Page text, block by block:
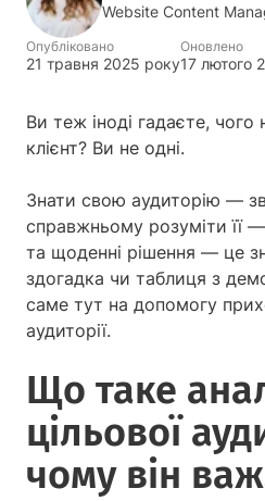
Website Content
Опубліковано
21 травня 2025 року
Оновлено
17 лютого
Ви теж іноді гадаєте, чого
клієнт? Ви не одні.
Знати свою аудиторію —
справжньому розуміти її —
та щоденні рішення — це
здогадка чи таблиця з
саме тут на допомогу
аудиторії.
Що таке
цільової
чому він